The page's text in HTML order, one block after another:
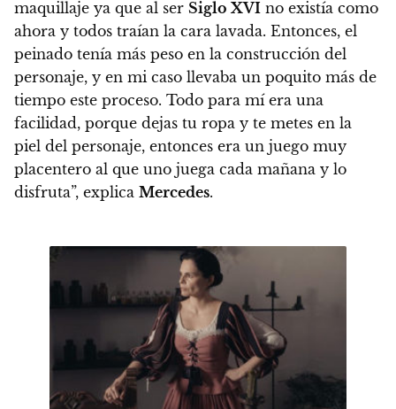
maquillaje ya que al ser Siglo XVI no existía como
ahora y todos traían la cara lavada. Entonces, el
peinado tenía más peso en la construcción del
personaje, y en mi caso llevaba un poquito más de
tiempo este proceso. Todo para mí era una
facilidad, porque dejas tu ropa y te metes en la
piel del personaje, entonces era un juego muy
placentero al que uno juega cada mañana y lo
disfruta”, explica Mercedes.